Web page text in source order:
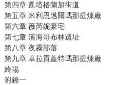
第四章 凱塔格蘭加街道
第五章 米利恩邁爾瑪那提煉廠
第六章 薇芮妮豪宅
第七章 濱海哥布林遺址
第八章 夜霧部落
第九章 卓拉貢蓋特瑪那提煉廠
終場
附錄一